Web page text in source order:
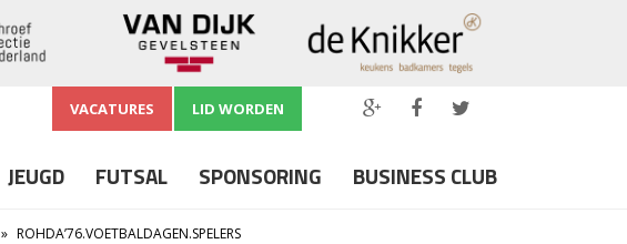
VACATURES LID WORDEN
JEUGD FUTSAL SPONSORING BUSINESS CLUB
» ROHDA’76.VOETBALDAGEN.SPELERS